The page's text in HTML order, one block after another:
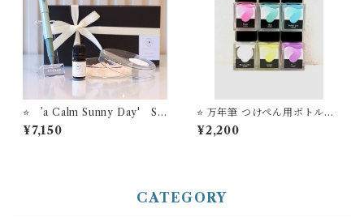
⭐️ ’a Calm Sunny Day' ST
YLE OF LABオリジナル ア
ロマソルトディフューザー ＋
¥7,150
⭐️ 万年筆 つけぺん用ボトルイ
ンク Dipton「クリーミカラ
ー」【ギフトボックス入り】
¥2,200
CATEGORY